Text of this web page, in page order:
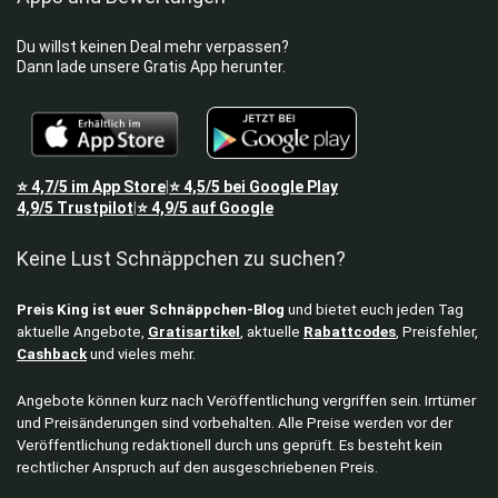
Du willst keinen Deal mehr verpassen?
Dann lade unsere Gratis App herunter.
⭐4,7/5 im App Store⭐4,5/5 bei Google Play
4,9/5 Trustpilot ⭐4,9/5 auf Google
Keine Lust Schnäppchen zu suchen?
Preis King ist euer Schnäppchen-Blog und bietet euch jeden Tag
aktuelle Angebote, Gratisartikel , aktuelle Rabattcodes , Preisfehler,
Cashback und vieles mehr.
Angebote können kurz nach Veröffentlichung vergriffen sein. Irrtümer
und Preisänderungen sind vorbehalten. Alle Preise werden vor der
Veröffentlichung redaktionell durch uns geprüft. Es besteht kein
rechtlicher Anspruch auf den ausgeschriebenen Preis.